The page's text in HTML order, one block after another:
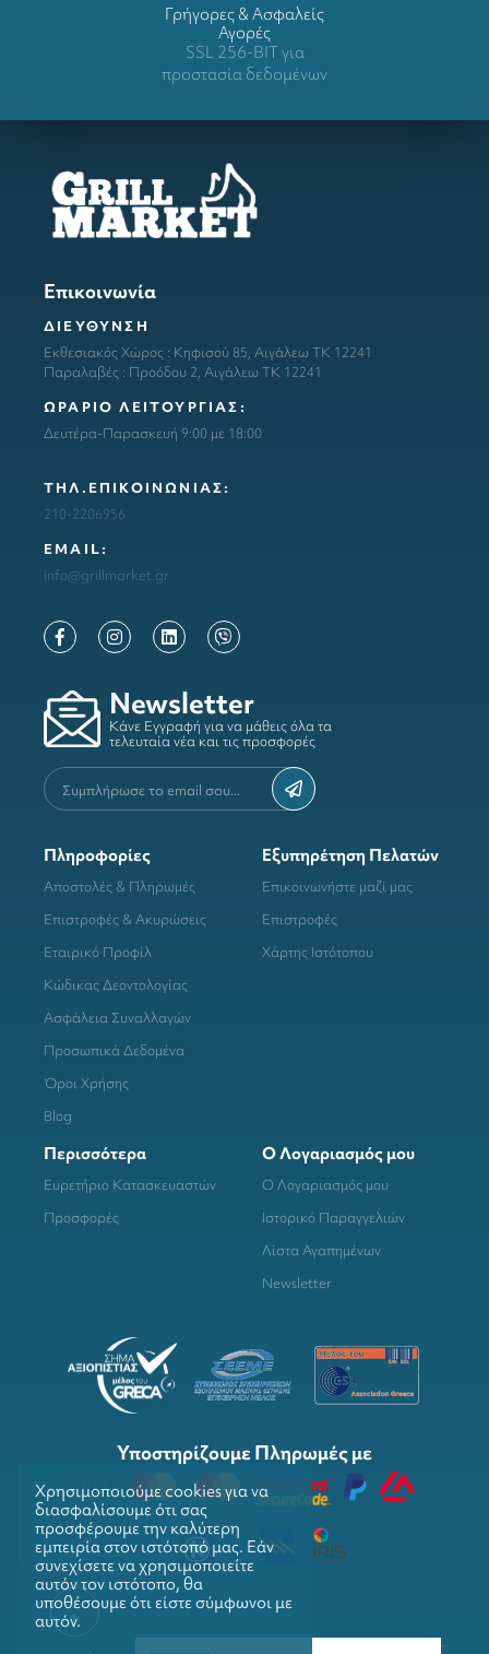
Γρήγορες & Ασφαλείς
Αγορές
SSL 256-BIT για
προστασία δεδομένων
Επικοινωνία
ΔΙΕΥΘΥΝΣΗ
Εκθεσιακός Χώρος : Κηφισού 85, Αιγάλεω ΤΚ 12241
Παραλαβές : Προόδου 2, Αιγάλεω ΤΚ 12241
ΩΡΑΡΙΟ ΛΕΙΤΟΥΡΓΙΑΣ:
Δευτέρα-Παρασκευή 9:00 με 18:00
ΤΗΛ.ΕΠΙΚΟΙΝΩΝΙΑΣ:
210-2206956
ΕΜΑΙL:
info@grillmarket.gr
Newsletter
Κάνε Εγγραφή για να μάθεις όλα τα
τελευταία νέα και τις προσφορές
Πληροφορίες
Αποστολές & Πληρωμές
Επιστροφές & Ακυρώσεις
Εταιρικό Προφίλ
Κώδικας Δεοντολογίας
Ασφάλεια Συναλλαγών
Προσωπικά Δεδομένα
Όροι Χρήσης
Blog
Εξυπηρέτηση Πελατών
Επικοινωνήστε μαζί μας
Επιστροφές
Χάρτης Ιστότοπου
Περισσότερα
Ευρετήριο Κατασκευαστών
Προσφορές
Ο Λογαριασμός μου
Ο Λογαριασμός μου
Ιστορικό Παραγγελιών
Λίστα Αγαπημένων
Newsletter
Υποστηρίζουμε Πληρωμές με
Χρησιμοποιούμε cookies για να
διασφαλίσουμε ότι σας
προσφέρουμε την καλύτερη
εμπειρία στον ιστότοπό μας. Εάν
συνεχίσετε να χρησιμοποιείτε
αυτόν τον ιστότοπο, θα
υποθέσουμε ότι είστε σύμφωνοι με
αυτόν.